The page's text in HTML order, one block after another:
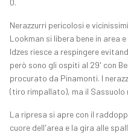
0.
Nerazzurri pericolosi e
Lookman si libera bene in area
Idzes riesce a respingere
però sono gli ospiti al 29' con
procurato da Pinamonti. I
(tiro rimpallato), ma il Sassuolo
La ripresa si apre con il
cuore dell'area e la gira alle